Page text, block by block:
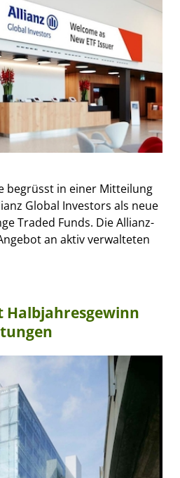
begrüsst in einer Mitteilung
Global Investors als neue
Traded Funds. Die Allianz-
an aktiv verwalteten
Halbjahresgewinn